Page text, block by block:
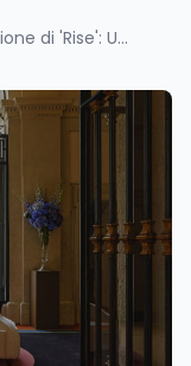
La Prima Edizione di 'Rise': Un Successo per il Settore del Turismo di Lusso a Roma